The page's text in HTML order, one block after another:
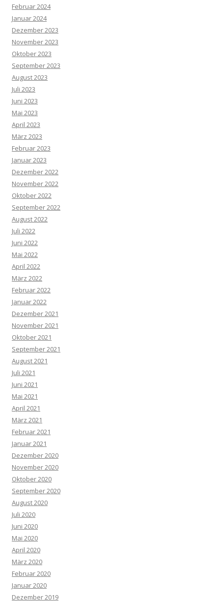
Februar 2024
Januar 2024
Dezember 2023
November 2023
Oktober 2023
September 2023
August 2023
Juli 2023
Juni 2023
Mai 2023
April 2023
März 2023
Februar 2023
Januar 2023
Dezember 2022
November 2022
Oktober 2022
September 2022
August 2022
Juli 2022
Juni 2022
Mai 2022
April 2022
März 2022
Februar 2022
Januar 2022
Dezember 2021
November 2021
Oktober 2021
September 2021
August 2021
Juli 2021
Juni 2021
Mai 2021
April 2021
März 2021
Februar 2021
Januar 2021
Dezember 2020
November 2020
Oktober 2020
September 2020
August 2020
Juli 2020
Juni 2020
Mai 2020
April 2020
März 2020
Februar 2020
Januar 2020
Dezember 2019